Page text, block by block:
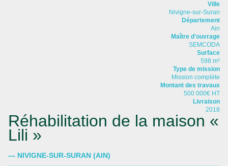
Réhabilitation de la maison «
Lili »
— NIVIGNE-SUR-SURAN (AIN)
Ville
Nivigne-sur-Suran
Département
Ain
Maître d'ouvrage
SEMCODA
Surface
598 m²
Type de mission
Mission complète
Montant des travaux
500 000€ HT
Livraison
2018